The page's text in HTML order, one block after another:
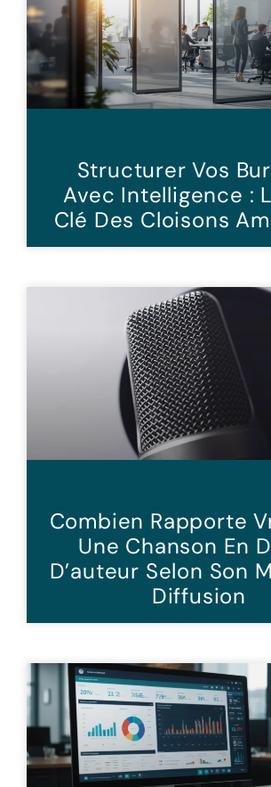
Structurer Vos
Avec Intelligence :
Clé Des Cloisons
Combien Rapporte
Une Chanson En
D’auteur Selon Son
Diffusion